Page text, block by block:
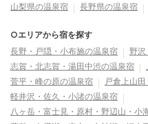
山梨県の温泉宿
長野県の温泉宿
○エリアから宿を探す
長野・戸隠・小布施の温泉宿
野
志賀・北志賀・湯田中渋の温泉宿
菅平・峰の原の温泉宿
戸倉上山
軽井沢・佐久・小諸の温泉宿
八ヶ岳・富士見・原村・野辺山・小